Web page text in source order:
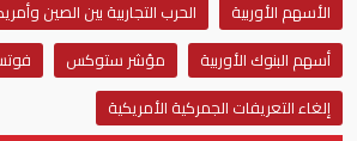
الأسهم الأوربية
الحرب التجاربية بين الصين
أسهم البنوك الأوربية
مؤشر ستوكس
إلغاء التعريفات الجمركية الأمريكية